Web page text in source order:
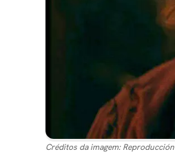
Créditos da imagem: Reproducción